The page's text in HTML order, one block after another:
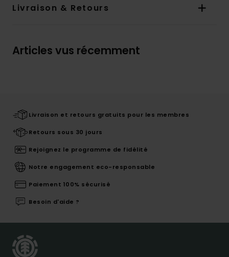
Livraison & Retours
Articles vus récemment
Livraison et retours gratuits pour les membres
Retours sous 30 jours
Rejoignez le programme de fidélité
Notre engagement eco-responsable
Paiement 100% sécurisé
Besoin d'aide ?